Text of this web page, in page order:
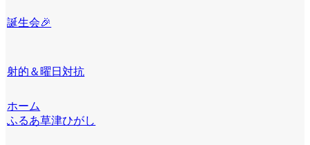
誕生会🎉
射的＆曜日対抗
ホーム
ふるあ草津ひがし